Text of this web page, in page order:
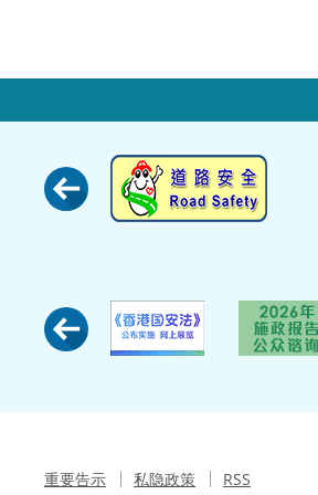
重要告示 私隐政策 RSS